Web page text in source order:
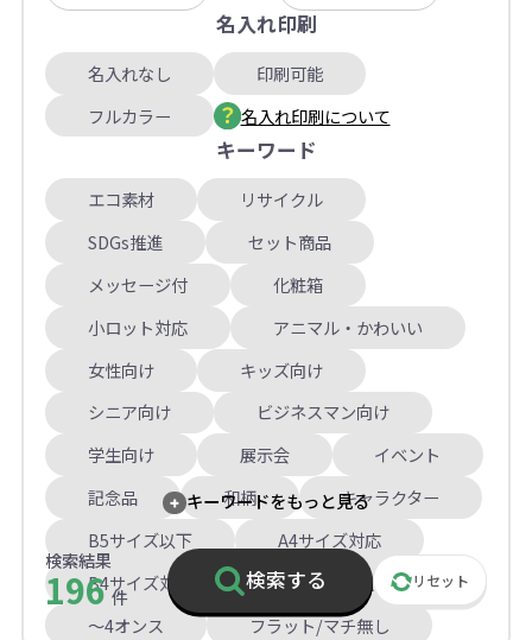
名入れ印刷
名入れなし
印刷可能
フルカラー
名入れ印刷について
キーワード
エコ素材
リサイクル
SDGs推進
セット商品
メッセージ付
化粧箱
小ロット対応
アニマル・かわいい
女性向け
キッズ向け
シニア向け
ビジネスマン向け
学生向け
展示会
イベント
記念品
和柄
キャラクター
B5サイズ以下
A4サイズ対応
B4サイズ対応
A3サイズ以上
～4オンス
フラット/マチ無し
キーワードをもっと見る
検索結果
196 件
検索する リセット